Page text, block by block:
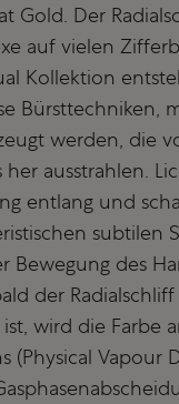
Gold. Der
auf vielen
Kollektion
Bürsttechniken,
werden, die
ausstrahlen.
entlang und
subtilen
Bewegung des
der Radialschliff
ist, wird die Farbe
(Physical Vapour